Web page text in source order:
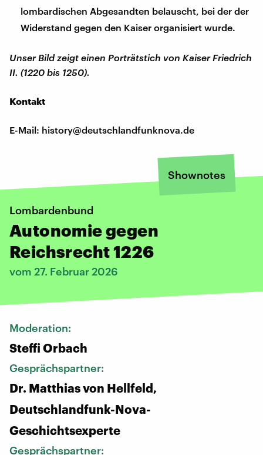
lombardischen Abgesandten belauscht, bei der der
Widerstand gegen den Kaiser organisiert wurde.
Unser Bild zeigt einen Porträtstich von Kaiser Friedrich
II. (1220 bis 1250).
Kontakt
E-Mail: history@deutschlandfunknova.de
Shownotes
Lombardenbund
Autonomie gegen
Reichsrecht 1226
vom 27. Februar 2026
Moderation:
Steffi Orbach
Gesprächspartner:
Dr. Matthias von Hellfeld,
Deutschlandfunk-Nova-
Geschichtsexperte
Gesprächspartner: